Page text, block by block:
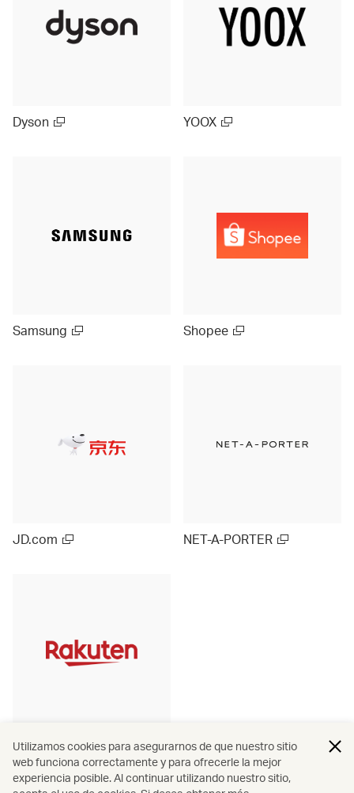
Dyson YOOX
Samsung Shopee
JD.com NET-A-PORTER
Rakuten Ichiba (Japan)
Utilizamos cookies para asegurarnos de que nuestro sitio
web funciona correctamente y para ofrecerle la mejor
experiencia posible. Al continuar utilizando nuestro sitio,